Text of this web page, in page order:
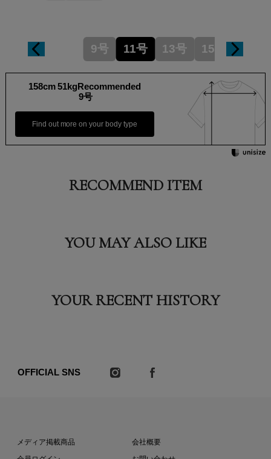
9号 11号 13号 15号
158cm 51kgRecommended
9号
Find out more on your body type
RECOMMEND ITEM
YOU MAY ALSO LIKE
YOUR RECENT HISTORY
OFFICIAL SNS
メディア掲載商品
会社概要